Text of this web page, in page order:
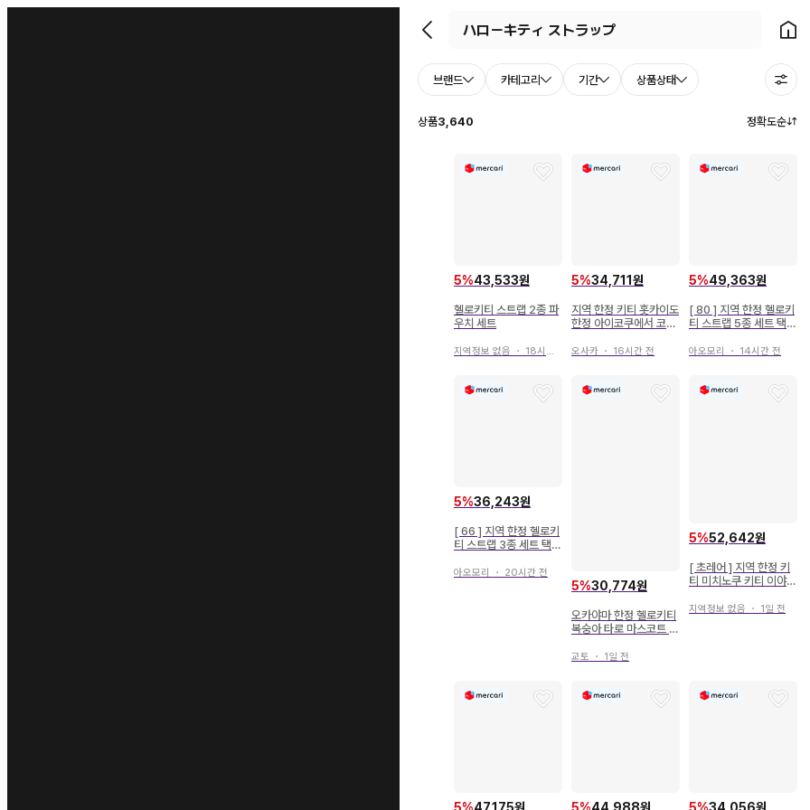
뒤로가기 홈으
브랜드 카테고리 기간 상품상태
상품3,640 정확도순
5%43,533원
헬로키티 스트랩 2종 파
우치 세트
지역정보 없음 ・ 18시간 전
5%34,711원
지역 한정 키티 홋카이도
한정 아이코쿠에서 코후
오사카 ・ 16시간 전
5%49,363원
[ 80 ] 지역 한정 헬로키
티 스트랩 5종 세트 택
아오모리 ・ 14시간 전
5%36,243원
[ 66 ] 지역 한정 헬로키
티 스트랩 3종 세트 택
아오모리 ・ 20시간 전
5%30,774원
오카야마 한정 헬로키티
복숭아 타로 마스코트 스
교토 ・ 1일 전
5%52,642원
[ 초레어 ] 지역 한정 키
티 미치노쿠 키티 이야기
지역정보 없음 ・ 1일 전